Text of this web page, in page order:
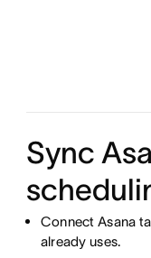
Sync
Connect Asana
already uses.